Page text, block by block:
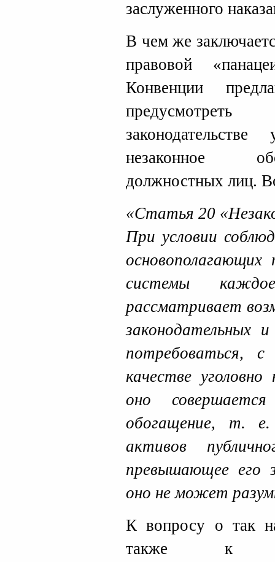
заслуженного
В чем же
правовой
Конвенции
незаконное
должностных лиц.
«Статья 20
При условии
основополагающих
системы каждое
рассматривает
законодательных
потребоваться,
качестве уголовно
оно
обогащение, т. е.
активов
превышающее его
оно не может
К вопросу о так
также к